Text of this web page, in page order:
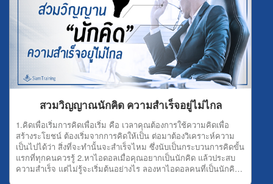
สวมวิญญาณนักคิด ความสำเร็จอยู่ไม่ไกล
1.คิดเพื่อเริ่มการคิดเพื่อเริ่ม คือ เวลาคุณต้องการใช้ความคิดเพื่อ
สร้างระโยชน์ ต้องเริ่มจากการคิดให้เป็น ต่อมาต้องวิเคราะห์ความ
เป็นไปได้ว่า สิ่งที่จะทำนั้นจะสำเร็จไหม ซึ่งนับเป็นกระบวนการคิดขั้น
แรกที่ทุกคนควรรู้ 2.หาไอดอลเมื่อคุณอยากเป็นนักคิด แล้วประสบ
ความสำเร็จ แต่ไม่รู้จะเริ่มต้นอย่างไร ลองหาไอดอลคนที่เป็นนักคิด